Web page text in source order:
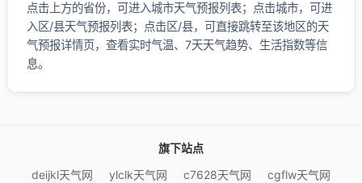
点击上方的省份，可进入城市天气预报列表；点击城市，可进
入区/县天气预报列表；点击区/县，可直接跳转至该地区的天
气预报详情页，查看实时气温、7天天气趋势、生活指数等信
息。
旗下站点
deijkl天气网
ylclk天气网 c7628天气网 cgflw天气网